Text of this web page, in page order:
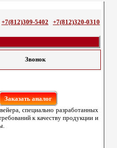
+7(812)309-5402 +7(812)320-0310
Звонок
Заказать аналог
специально разработанных
к качеству продукции и